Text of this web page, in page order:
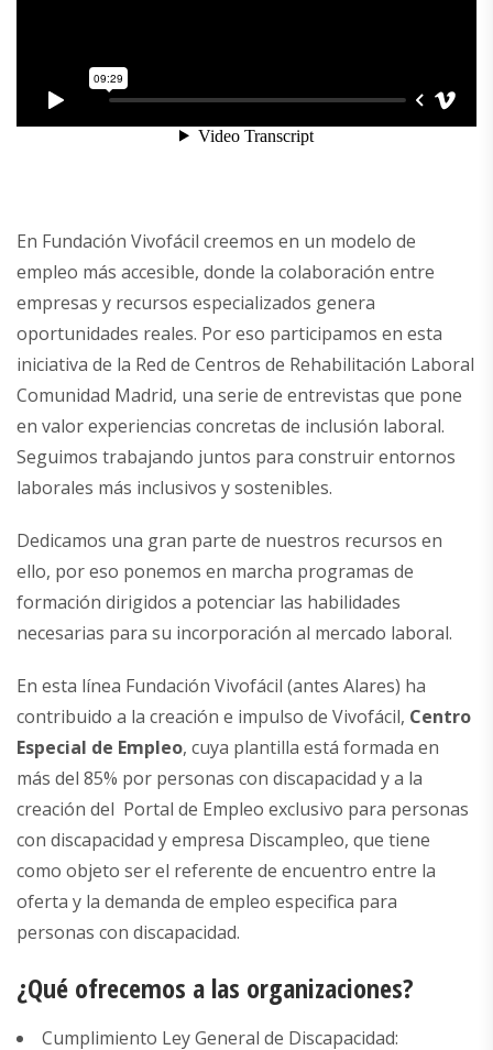
En Fundación Vivofácil creemos en un modelo de
empleo más accesible, donde la colaboración entre
empresas y recursos especializados genera
oportunidades reales. Por eso participamos en esta
iniciativa de la Red de Centros de Rehabilitación Laboral
Comunidad Madrid, una serie de entrevistas que pone
en valor experiencias concretas de inclusión laboral.
Seguimos trabajando juntos para construir entornos
laborales más inclusivos y sostenibles.
Dedicamos una gran parte de nuestros recursos en
ello, por eso ponemos en marcha programas de
formación dirigidos a potenciar las habilidades
necesarias para su incorporación al mercado laboral.
En esta línea Fundación Vivofácil (antes Alares) ha
contribuido a la creación e impulso de Vivofácil, Centro
Especial de Empleo, cuya plantilla está formada en
más del 85% por personas con discapacidad y a la
creación del Portal de Empleo exclusivo para personas
con discapacidad y empresa Discampleo, que tiene
como objeto ser el referente de encuentro entre la
oferta y la demanda de empleo especifica para
personas con discapacidad.
¿Qué ofrecemos a las organizaciones?
Cumplimiento Ley General de Discapacidad: